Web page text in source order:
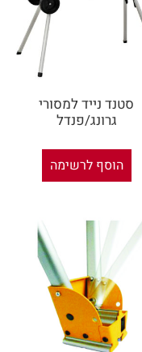
סטנד נייד למסורי
גרונג/פנדל
הוסף לרשימה